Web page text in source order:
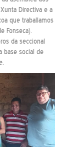
Directiva e a
que traballamos
Fonseca).
da seccional
base social de